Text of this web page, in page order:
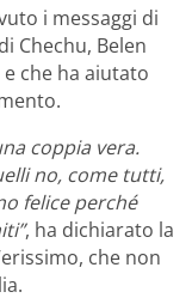
i messaggi di
Chechu, Belen
che ha aiutato
coppia vera.
no, come tutti,
felice perché
, ha dichiarato la
che non